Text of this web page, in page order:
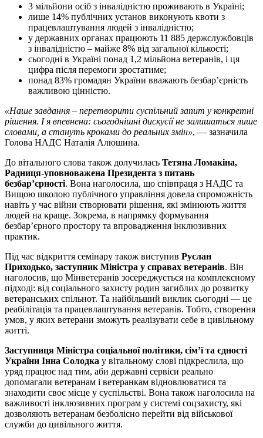
3 мільйони осіб з інвалідністю проживають в Україні;
лише 14% публічних установ виконують квоти з
працевлаштування людей з інвалідністю;
у державних органах працюють 11 885 держслужбовців
з інвалідністю – майже 8% від загальної кількості;
сьогодні в Україні понад 1,2 мільйона ветеранів, і ця
цифра після перемоги зростатиме;
⁠понад 83% громадян України вважають безбар’єрність
важливою цінністю.
«Наше завдання – перетворити суспільний запит у конкретні
рішення. І я впевнена: сьогоднішні дискусії не залишаться лише
словами, а стануть кроками до реальних змін», — зазначила
Голова НАДС Наталія Алюшина.
До вітального слова також долучилась Тетяна Ломакіна,
Радниця-уповноважена Президента з питань
безбар’єрності. Вона наголосила, що співпраця з НАДС та
Вищою школою публічного управління довела спроможність
навіть у час війни створювати рішення, які змінюють життя
людей на краще. Зокрема, в напрямку формування
безбарʼєрного простору та впровадження інклюзивних
практик.
Під час відкриття семінару також виступив Руслан
Приходько, заступник Міністра у справах ветеранів. Він
наголосив, що Мінветеранів зосереджується на комплексному
підході: від соціального захисту родин загиблих до розвитку
ветеранських спільнот. Та найбільший виклик сьогодні — це
реабілітація та працевлаштування ветеранів. Тобто, створення
умов, у яких ветерани зможуть реалізувати себе в цивільному
житті.
Заступниця Міністра соціальної політики, сім’ї та єдності
України Інна Солодка у вітальному слові підкреслила, що
уряд працює над тим, аби державні сервіси реально
допомагали ветеранам і ветеранкам відновлюватися та
знаходити своє місце у суспільстві. Вона також наголосила на
важливості інклюзивних програм у системі соцзахисту, які
дозволяють ветеранам безболісно перейти від військової
служби до цивільного життя.